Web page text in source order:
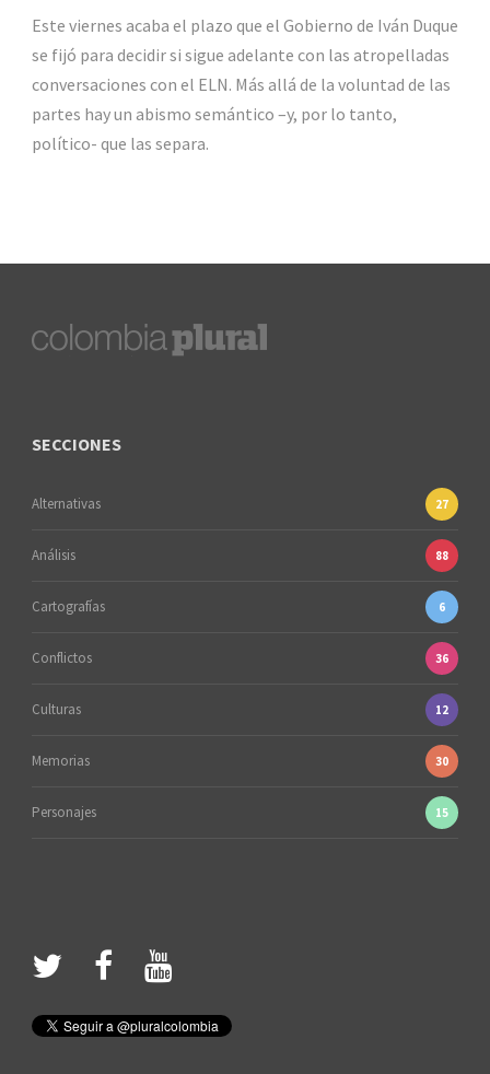
Este viernes acaba el plazo que el Gobierno de Iván Duque
se fijó para decidir si sigue adelante con las atropelladas
conversaciones con el ELN. Más allá de la voluntad de las
partes hay un abismo semántico –y, por lo tanto,
político- que las separa.
SECCIONES
Alternativas 27
Análisis 88
Cartografías 6
Conflictos 36
Culturas 12
Memorias 30
Personajes 15